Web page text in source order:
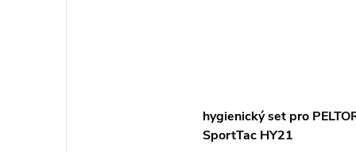
hygienický set pro
SportTac HY21